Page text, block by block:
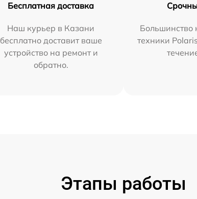
Бесплатная доставка
Наш курьер в Казани
бесплатно доставит ваше
устройство на ремонт и
обратно.
Большинство
техники
Этапы работы